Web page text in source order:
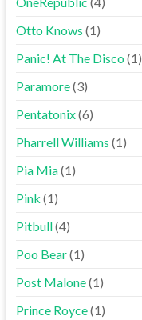
Otto Knows (1)
Panic! At The Disco(1)
Paramore(3)
Pentatonix(6)
Pharrell Williams (1)
Pia Mia(1)
Pink (1)
Pitbull(4)
Poo Bear(1)
Post Malone(1)
Prince Royce(1)